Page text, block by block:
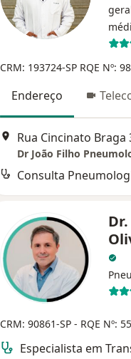
CRM: 193724-SP RQE Nº:
Endereço
Rua Cincinato Braga
Dr João Filho
Consulta
CRM: 90861-SP - RQE Nº:
Especialista em